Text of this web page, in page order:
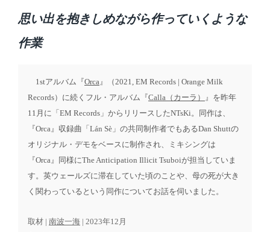
i思い出を抱きしめながら作っていくような
作業
1stアルバム『Orca』（2021, EM Records | Orange Milk
Records）に続くフル・アルバム『Calla（カーラ）
』を昨年
11月に「EM Records」からリリースしたNTsKi。同作は、
『Orca』収録曲「Lán Sè」の共同制作者でもあるDan Shuttの
オリジナル・デモをベースに制作され、ミキシングは
『Orca』同様にThe Anticipation Illicit Tsuboiが担当していま
す。英ウェールズに滞在していた頃のことや、母の死が大き
く関わっているという同作についてお話を伺いました。
取材 | 南波一海 | 2023年12月